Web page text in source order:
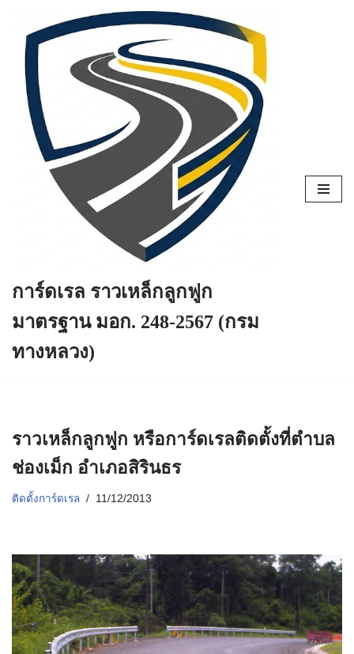
Skip
content
การ์ดเรล ราวเหล็กลูกฟูก
มาตรฐาน มอก. 248-2567 (กรม
ทางหลวง)
ราวเหล็กลูกฟูก หรือการ์ดเรลติดตั้งที่ตำบล
ช่องเม็ก อำเภอสิรินธร
ติดตั้งการ์ดเรล 11/12/2013